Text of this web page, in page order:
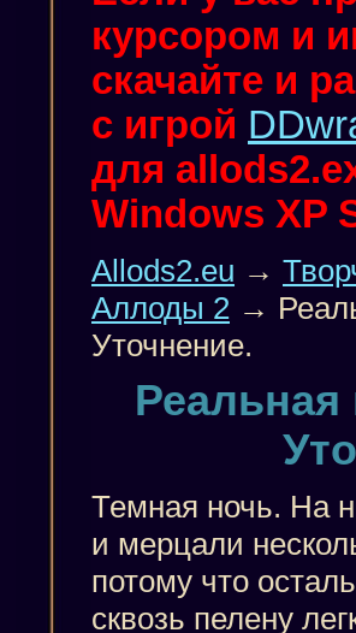
курсором и
скачайте и
с игрой
для
Windows XP
Allods2.eu →
Аллоды 2 →
Уточнение.
Реальная
Темная ночь. На
и мерцали
потому что
сквозь пелену